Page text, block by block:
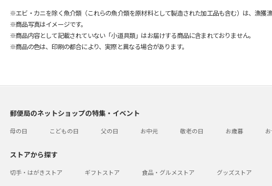
※エビ・カニを除く魚介類（これらの魚介類を原材料として製造された加工品も含む）は、漁獲
※商品写真はイメージです。
※商品内容として記載されていない「小道具類」はお届けする商品に含まれておりません。
※商品の色は、印刷の都合により、実際と異なる場合があります。
郵便局のネットショップの特集・イベント
母の日 こどもの日 父の日 お中元 敬老の日 お歳暮
ストアから探す
切手・はがきストア ギフトストア 食品・グルメストア グッズストア